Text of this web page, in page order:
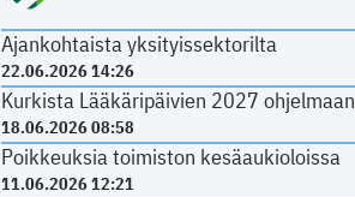
Ajankohtaista yksityissektorilta
22.06.2026 14:26
Kurkista Lääkäripäivien 2027 ohjelmaan
18.06.2026 08:58
Poikkeuksia toimiston kesäaukioloissa
11.06.2026 12:21